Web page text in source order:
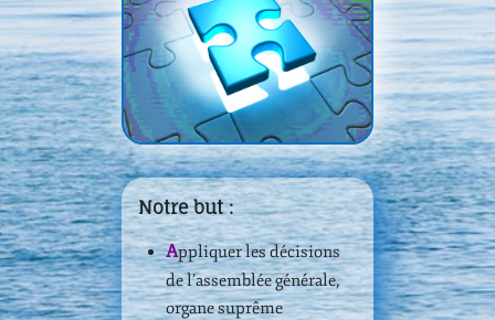
Notre but :
Appliquer les décisions
de l’assemblée générale,
organe suprême